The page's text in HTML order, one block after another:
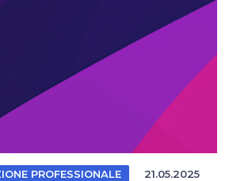
PROFESSIONALE 21.05.2025